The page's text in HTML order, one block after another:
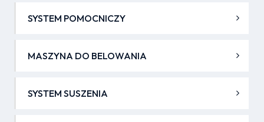
SYSTEM POMOCNICZY
MASZYNA DO BELOWANIA
SYSTEM SUSZENIA